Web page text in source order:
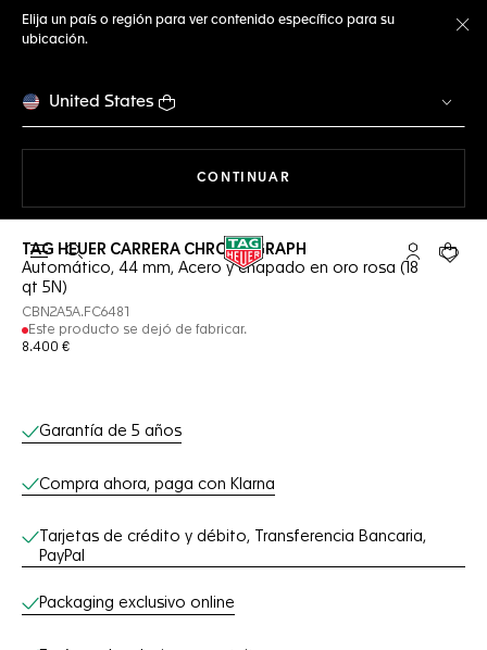
Elija un país o región para ver contenido específico para su
ubicación.
United States
CONTINUAR
Abrir el menú de búsqueda Cuenta Mi
Su
TAG HEUER CARRERA CHRONOGRAPH
Automático, 44 mm, Acero y chapado en oro rosa (18
qt 5N)
CBN2A5A.FC6481
Este producto se dejó de fabricar.
8.400 €
Servicios online
Garantía de 5 años
Compra ahora, paga con Klarna
Tarjetas de crédito y débito, Transferencia Bancaria,
PayPal
Packaging exclusivo online